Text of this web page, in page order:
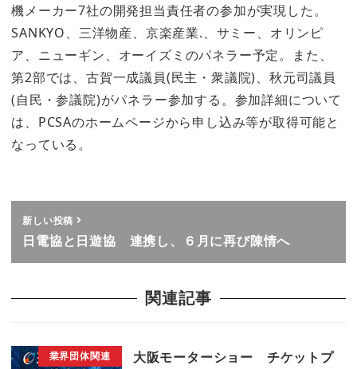
機メーカー7社の開発担当責任者の参加が実現した。
SANKYO、三洋物産、京楽産業.、サミー、オリンピ
ア、ニューギン、オーイズミのパネラー予定。また、
第2部では、古賀一成議員(民主・衆議院)、秋元司議員
(自民・参議院)がパネラー参加する。参加詳細について
は、PCSAのホームページから申し込み等が取得可能と
なっている。
新しい投稿
日電協と日遊協 連携し、６月に再び陳情へ
関連記事
業界団体関連
大阪モーターショー チケットプ